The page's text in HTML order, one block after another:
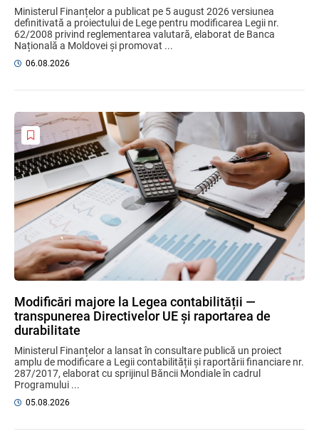
Ministerul Finanțelor a publicat pe 5 august 2026 versiunea
definitivată a proiectului de Lege pentru modificarea Legii nr.
62/2008 privind reglementarea valutară, elaborat de Banca
Națională a Moldovei și promovat ...
06.08.2026
Modificări majore la Legea contabilității —
transpunerea Directivelor UE și raportarea de
durabilitate
Ministerul Finanțelor a lansat în consultare publică un proiect
amplu de modificare a Legii contabilității și raportării financiare nr.
287/2017, elaborat cu sprijinul Băncii Mondiale în cadrul
Programului ...
05.08.2026